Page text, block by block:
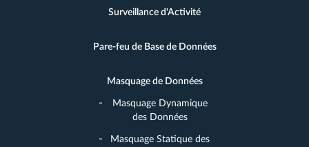
Surveillance d'Activité
Pare-feu de Base de Données
Masquage de Données
Masquage Dynamique
des Données
Masquage Statique des